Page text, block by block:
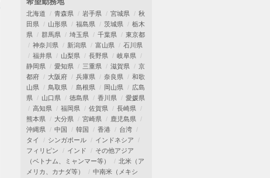
北海道 青森県 岩手県 宮城県
秋
田県
山形県 福島県 茨城県
栃木
県
群馬県 埼玉県 千葉県
東京都
神奈川県
新潟県 富山県
石川県
福井県
山梨県 長野県
岐阜県
静岡県
愛知県 三重県 滋賀県
京
都府
大阪府 兵庫県 奈良県
和歌
山県
鳥取県 島根県 岡山県
広島
県
山口県 徳島県 香川県
愛媛県
高知県
福岡県 佐賀県
長崎県
熊本県
大分県 宮崎県
鹿児島県
沖縄県
中国 韓国 香港
台湾
タイ
シンガポール
インドネシア
フィリピン
インド
その他アジア
（ベトナム、ミャンマー等）
北米（ア
メリカ、カナダ等）
中南米（メキシ